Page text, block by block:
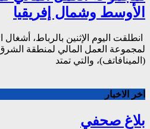
الأوسط وشمال إفريقيا
انطلقت اليوم الإثنين بالرباط، أشغال
لمجموعة العمل المالي لمنطقة
(المينافاتف)، والتي تمتد
اخر الاخبار
بلاغ صحفي